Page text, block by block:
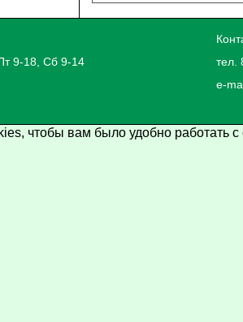
9-18, Сб 9-14
тел.
e-
чтобы вам было удобно работать с